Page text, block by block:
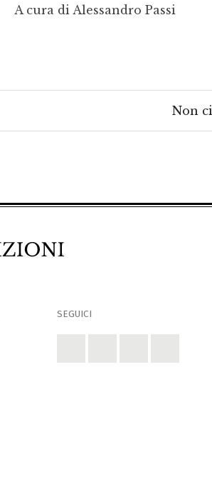
A cura di Alessandro Passi
Non
SEGUICI